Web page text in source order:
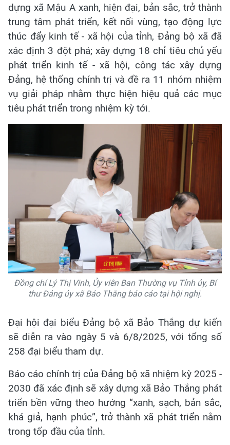
dựng xã Mậu A xanh, hiện đại, bản sắc, trở thành
trung tâm phát triển, kết nối vùng, tạo động lực
thúc đẩy kinh tế - xã hội của tỉnh, Đảng bộ xã đã
xác định 3 đột phá; xây dựng 18 chỉ tiêu chủ yếu
phát triển kinh tế - xã hội, công tác xây dựng
Đảng, hệ thống chính trị và đề ra 11 nhóm nhiệm
vụ giải pháp nhằm thực hiện hiệu quả các mục
tiêu phát triển trong nhiệm kỳ tới.
Đồng chí Lý Thị Vinh, Ủy viên Ban Thường vụ Tỉnh ủy, Bí
thư Đảng ủy xã Bảo Thắng báo cáo tại hội nghị.
Đại hội đại biểu Đảng bộ xã Bảo Thắng dự kiến
sẽ diễn ra vào ngày 5 và 6/8/2025, với tổng số
258 đại biểu tham dự.
Báo cáo chính trị của Đảng bộ xã nhiệm kỳ 2025 -
2030 đã xác định sẽ xây dựng xã Bảo Thắng phát
triển bền vững theo hướng “xanh, sạch, bản sắc,
khá giả, hạnh phúc”, trở thành xã phát triển nằm
trong tốp đầu của tỉnh.